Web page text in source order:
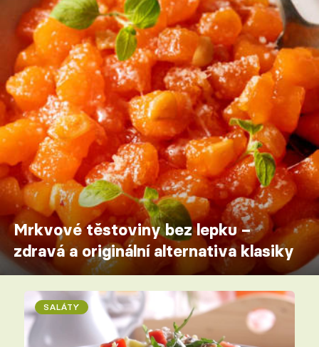
Mrkvové těstoviny bez lepku –
zdravá a originální alternativa klasiky
SALÁTY